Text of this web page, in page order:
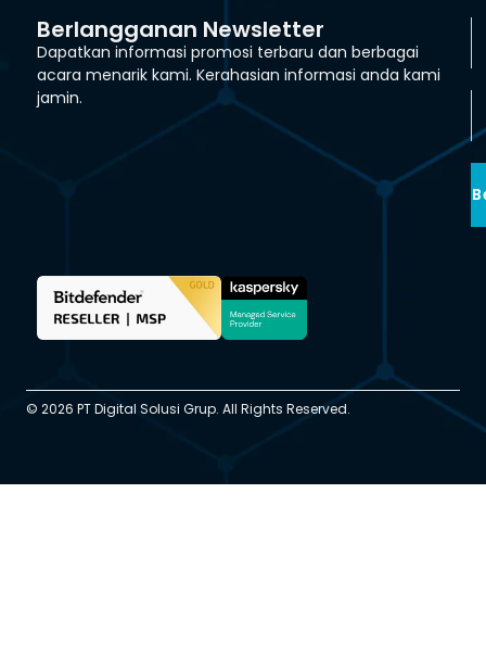
Berlangganan Newsletter
Dapatkan informasi promosi terbaru dan berbagai
acara menarik kami. Kerahasian informasi anda kami
jamin.
© 2026 PT Digital Solusi Grup. All Rights Reserved.